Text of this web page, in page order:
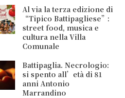
Al via la terza edizione di
“Tipico Battipagliese”:
street food, musica e
cultura nella Villa
Comunale
Battipaglia. Necrologio:
si spento all’età di 81
anni Antonio
Marrandino